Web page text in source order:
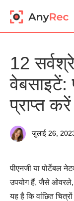
12
वेबसाइटें:
प्राप्त करें
जुलाई 26, 2023
पीएनजी या पोर्टेबल
उपयोग हैं, जैसे ओवरले,
यह है कि वांछित